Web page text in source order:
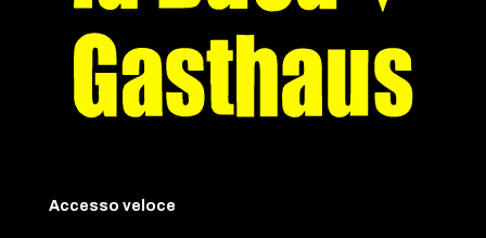
Accesso veloce